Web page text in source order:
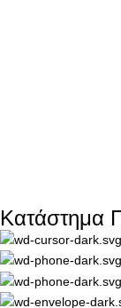
Κατάστημα